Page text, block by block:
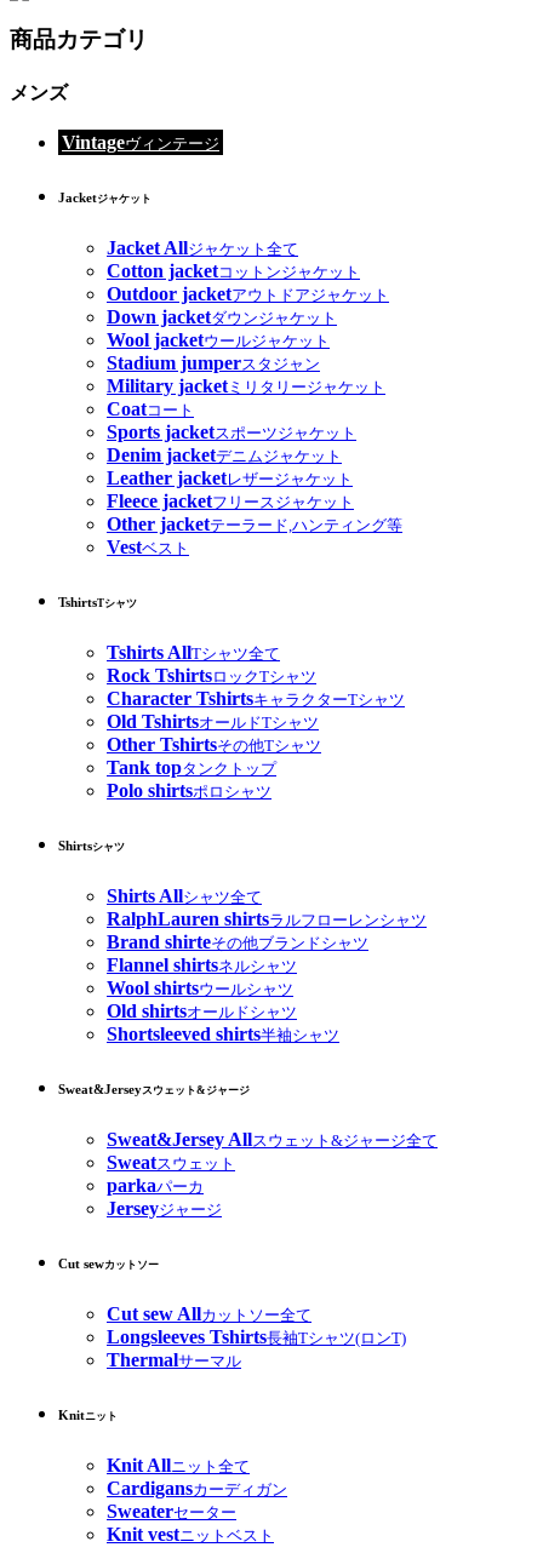
商品カテゴリ
メンズ
Vintageヴィンテージ
Jacketジャケット
Jacket Allジャケット全て
Cotton jacketコットンジャケット
Outdoor jacketアウトドアジャケット
Down jacketダウンジャケット
Wool jacketウールジャケット
Stadium jumperスタジャン
Military jacketミリタリージャケット
Coatコート
Sports jacketスポーツジャケット
Denim jacketデニムジャケット
Leather jacketレザージャケット
Fleece jacketフリースジャケット
Other jacketテーラード,ハンティング等
Vestベスト
TshirtsTシャツ
Tshirts AllTシャツ全て
Rock TshirtsロックTシャツ
Character TshirtsキャラクターTシャツ
Old TshirtsオールドTシャツ
Other Tshirtsその他Tシャツ
Tank topタンクトップ
Polo shirtsポロシャツ
Shirtsシャツ
Shirts Allシャツ全て
RalphLauren shirtsラルフローレンシャツ
Brand shirteその他ブランドシャツ
Flannel shirtsネルシャツ
Wool shirtsウールシャツ
Old shirtsオールドシャツ
Shortsleeved shirts半袖シャツ
Sweat&Jerseyスウェット&ジャージ
Sweat&Jersey Allスウェット&ジャージ全て
Sweatスウェット
parkaパーカ
Jerseyジャージ
Cut sewカットソー
Cut sew Allカットソー全て
Longsleeves Tshirts長袖Tシャツ(ロンT)
Thermalサーマル
Knitニット
Knit Allニット全て
Cardigansカーディガン
Sweaterセーター
Knit vestニットベスト